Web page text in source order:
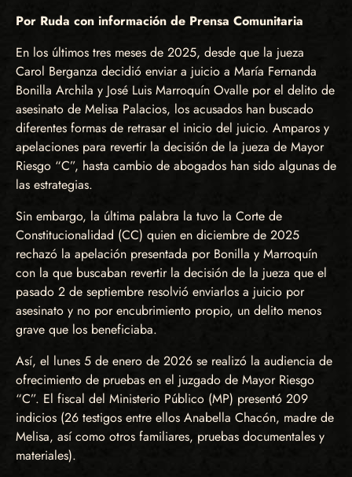
Por Ruda con información de Prensa Comunitaria
En los últimos tres meses de 2025, desde que la jueza
Carol Berganza decidió enviar a juicio a María Fernanda
Bonilla Archila y José Luis Marroquín Ovalle por el delito de
asesinato de Melisa Palacios, los acusados han buscado
diferentes formas de retrasar el inicio del juicio. Amparos y
apelaciones para revertir la decisión de la jueza de Mayor
Riesgo “C”, hasta cambio de abogados han sido algunas de
las estrategias.
Sin embargo, la última palabra la tuvo la Corte de
Constitucionalidad (CC) quien en diciembre de 2025
rechazó la apelación presentada por Bonilla y Marroquín
con la que buscaban revertir la decisión de la jueza que el
pasado 2 de septiembre resolvió enviarlos a juicio por
asesinato y no por encubrimiento propio, un delito menos
grave que los beneficiaba.
Así, el lunes 5 de enero de 2026 se realizó la audiencia de
ofrecimiento de pruebas en el juzgado de Mayor Riesgo
“C”. El fiscal del Ministerio Público (MP) presentó 209
indicios (26 testigos entre ellos Anabella Chacón, madre de
Melisa, así como otros familiares, pruebas documentales y
materiales).